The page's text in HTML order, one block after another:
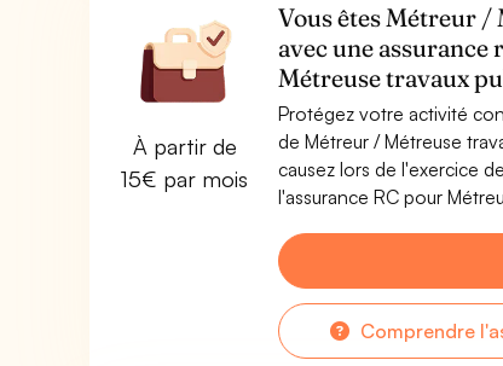
À partir de
15€ par mois
Vous êtes Métreur /
avec une
Métreuse travaux
Protégez votre activité
de Métreur / Métreuse
causez lors de l'exercice
l'assurance RC pour
Comprendre